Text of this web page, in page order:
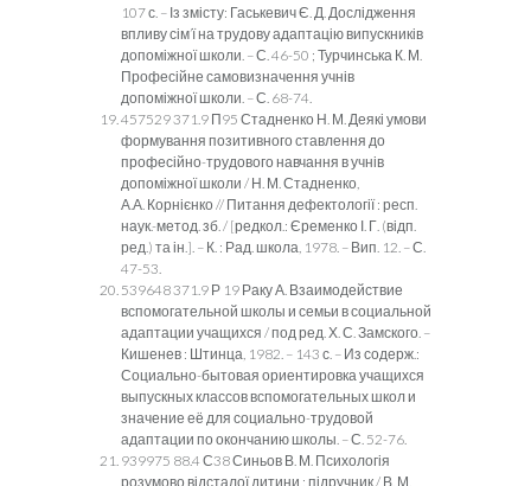
107 с. – Із змісту: Гаськевич Є. Д. Дослідження
впливу сім’ї на трудову адаптацію випускників
допоміжної школи. – С. 46-50 ; Турчинська К. М.
Професійне самовизначення учнів
допоміжної школи. – С. 68-74.
457529 371.9 П95 Стадненко Н. М. Деякі умови
формування позитивного ставлення до
професійно-трудового навчання в учнів
допоміжної школи / Н. М. Стадненко,
А.А. Корнієнко // Питання дефектології : респ.
наук.-метод. зб. / [редкол.: Єременко І. Г. (відп.
ред.) та ін.]. – К. : Рад. школа, 1978. – Вип. 12. – С.
47-53.
539648 371.9 Р 19 Раку А. Взаимодействие
вспомогательной школы и семьи в социальной
адаптации учащихся / под ред. Х. С. Замского. –
Кишенев : Штинца, 1982. – 143 с. – Из содерж.:
Социально-бытовая ориентировка учащихся
выпускных классов вспомогательных школ и
значение её для социально-трудовой
адаптации по окончанию школы. – С. 52-76.
939975 88.4 С38 Синьов В. М. Психологія
розумово відсталої дитини : підручник / В. М.